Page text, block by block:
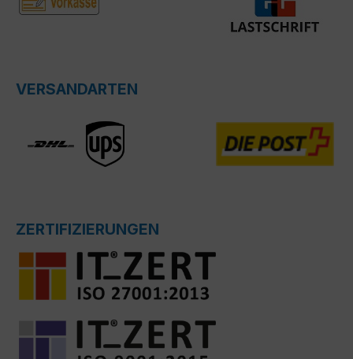
VERSANDARTEN
ZERTIFIZIERUNGEN